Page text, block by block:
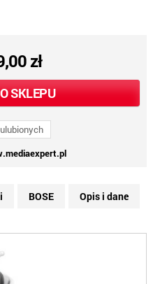
zł
SKLEPU
BOSE
Opis i dane